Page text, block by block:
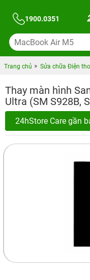
1900.0351
Trang chủ Sửa chữa Điện
Thay màn hình
Ultra (SM S928B,
24hStore Care gần